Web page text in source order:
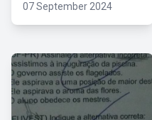
07 September 2024